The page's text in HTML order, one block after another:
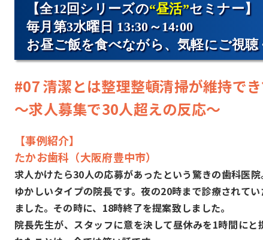
【全12回シリーズの“昼活”セミナー】
毎月第3水曜日 13:30～14:00
お昼ご飯を食べながら、気軽にご視
#07 清潔とは整理整頓清掃が維持で
～求人募集で30人超えの反応～
【事例紹介】
たかお歯科（大阪府豊中市）
求人かけたら30人の応募があったという驚きの歯科医
ゆかしいタイプの院長です。夜の20時まで診療されて
ました。その時に、18時終了を提案致しました。
院長先生が、スタッフに意を決して昼休みを1時間に